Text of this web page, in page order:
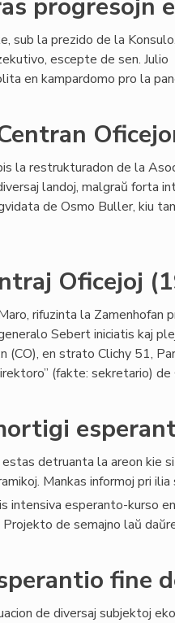
progresojn
sub la prezido de la
escepte de sen. Julio
en kampardomo pro la
la restrukturadon de la
landoj, malgraŭ forta
de Osmo Buller, kiu
Oficejoj
rifuzinta la Zamenhofan
Sebert iniciatis kaj
(CO), en strato Clichy 51,
(fakte: sekretario) de
detruanta la areon kie
Mankas informoj pri ilia
intensiva esperanto-kurso
de semajno laŭ
fine
de diversaj subjektoj